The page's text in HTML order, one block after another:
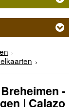
-
| Calazo